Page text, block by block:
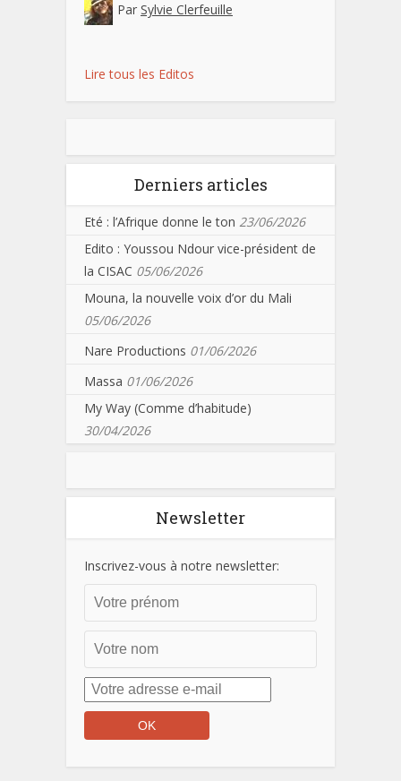
Par Sylvie Clerfeuille
Lire tous les Editos
Derniers articles
Eté : l’Afrique donne le ton 23/06/2026
Edito : Youssou Ndour vice-président de
la CISAC 05/06/2026
Mouna, la nouvelle voix d’or du Mali
05/06/2026
Nare Productions 01/06/2026
Massa 01/06/2026
My Way (Comme d’habitude)
30/04/2026
Newsletter
Inscrivez-vous à notre newsletter: